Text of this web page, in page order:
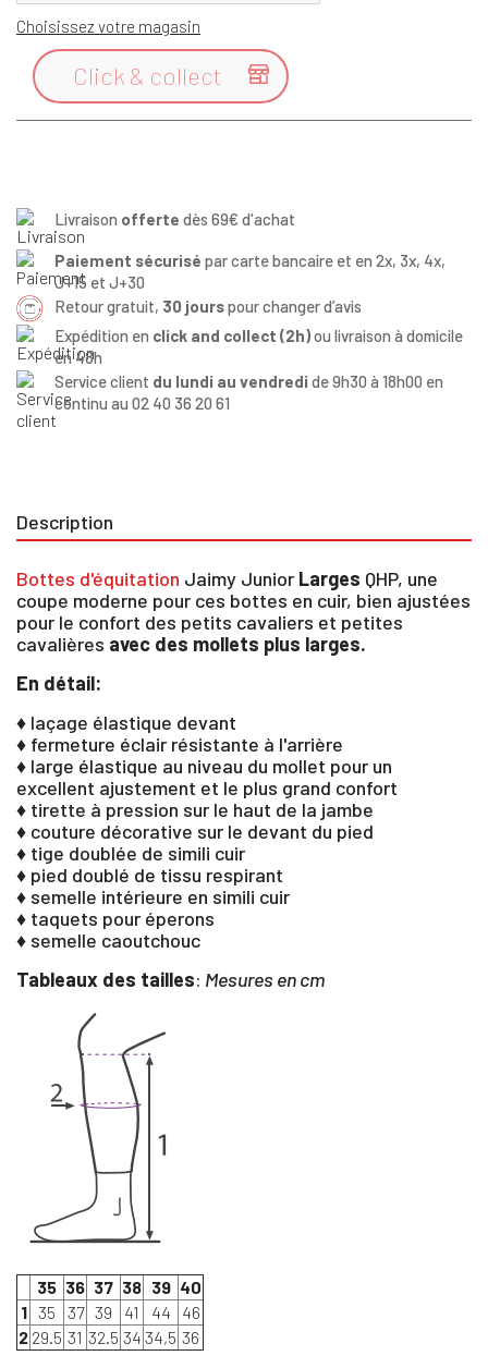
Choisissez votre magasin

Click & collect
Livraison offerte dès 69€ d'achat
Paiement sécurisé par carte bancaire et en 2x, 3x, 4x,
J+15 et J+30
Retour gratuit, 30 jourspour changer d’avis
Expédition en click and collect (2h)ou livraison à domicile
en 48h
Service client du lundi au vendredi de 9h30 à 18h00 en
continu au 02 40 36 20 61
Description
Bottes d'équitation Jaimy Junior Larges QHP, une
coupe moderne pour ces bottes en cuir, bien ajustées
pour le confort des petits cavaliers et petites
cavalières avec des mollets plus larges.
En détail:
♦ laçage élastique devant
♦ fermeture éclair résistante à l'arrière
♦ large élastique au niveau du mollet pour un
excellent ajustement et le plus grand confort
♦ tirette à pression sur le haut de la jambe
♦ couture décorative sur le devant du pied
♦ tige doublée de simili cuir
♦ pied doublé de tissu respirant
♦ semelle intérieure en simili cuir
♦ taquets pour éperons
♦ semelle caoutchouc
Tableaux des tailles: Mesures en cm
35 36 37 38 39 40
1 35 37 39 41 44
46
2 29.5 31 32.5 34 34,5 36